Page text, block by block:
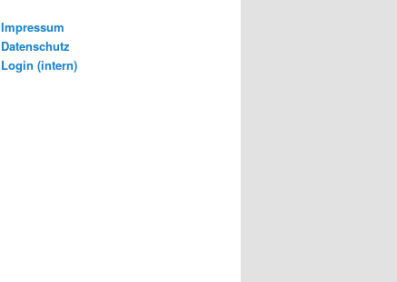
Impressum
Datenschutz
Login (intern)